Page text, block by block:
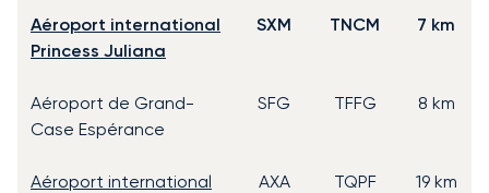
Aéroport international
Princess Juliana
SXM TNCM 7 km
Aéroport de Grand-
Case Espérance
SFG TFFG 8 km
Aéroport international
AXA TQPF 19 km